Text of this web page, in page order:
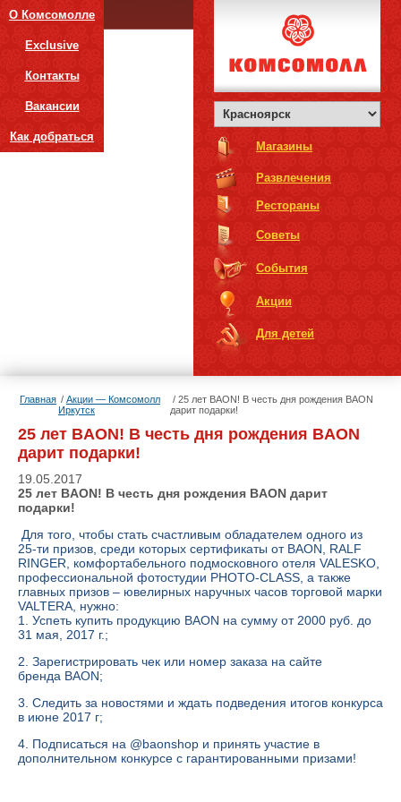
О Комсомолле
Exclusive
Контакты
Вакансии
Как добраться
Магазины
Развлечения
Рестораны
Советы
События
Акции
Для детей
Главная
Акции — Комсомолл
Иркутск
25 лет BAON! В честь дня рождения BAON
дарит подарки!
25 лет BAON! В честь дня рождения BAON
дарит подарки!
19.05.2017
25 лет BAON! В честь дня рождения BAON дарит
подарки!
Для того, чтобы стать счастливым обладателем одного из
25-ти призов, среди которых сертификаты от BAON, RALF
RINGER, комфортабельного подмосковного отеля VALESKO,
профессиональной фотостудии PHOTO-CLASS, а также
главных призов – ювелирных наручных часов торговой марки
VALTERA, нужно:
1. Успеть купить продукцию BAON на сумму от 2000 руб. до
31 мая, 2017 г.;
2. Зарегистрировать чек или номер заказа на сайте
бренда BAON;
3. Следить за новостями и ждать подведения итогов конкурса
в июне 2017 г;
4. Подписаться на @baonshop и принять участие в
дополнительном конкурсе с гарантированными призами!